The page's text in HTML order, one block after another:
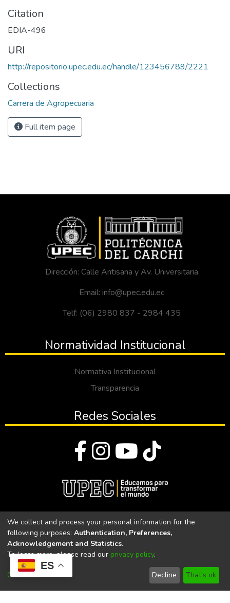
ES
Citation
EDIA-496
URI
http://repositorio.upec.edu.ec/handle/123456789/2221
Collections
Carrera de Agropecuaria
Full item page
Dirección: Calle Antisana y Av. Universitaria
Email: info@upec.edu.ec
Telf: (06) 2980 837 - 2984 435
Normatividad Institucional
Normativa Institucional
Transparencia
Redes Sociales
Universidad Politécnica Estatal del Carchi
Universidad Politécnica Estatal del Carchi | Acreditada por el
CACES Resolución N°. 160-SE-33-CACES-2020
We collect and process your personal information for the
following purposes: Authentication, Preferences,
Acknowledgement and Statistics.
To learn more, please read our privacy policy.
Customize Decline That's ok